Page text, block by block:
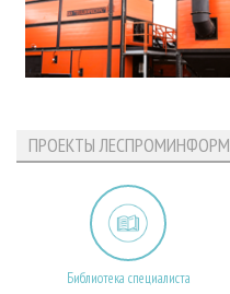
ПРОЕКТЫ ЛЕСПРОМИНФОРМ
Библиотека специалиста